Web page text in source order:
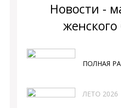
Новости -
женского
ПОЛНАЯ
ЛЕТО 2026